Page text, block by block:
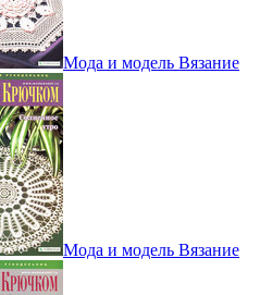
Мода и модель Вязание
Мода и модель Вязание